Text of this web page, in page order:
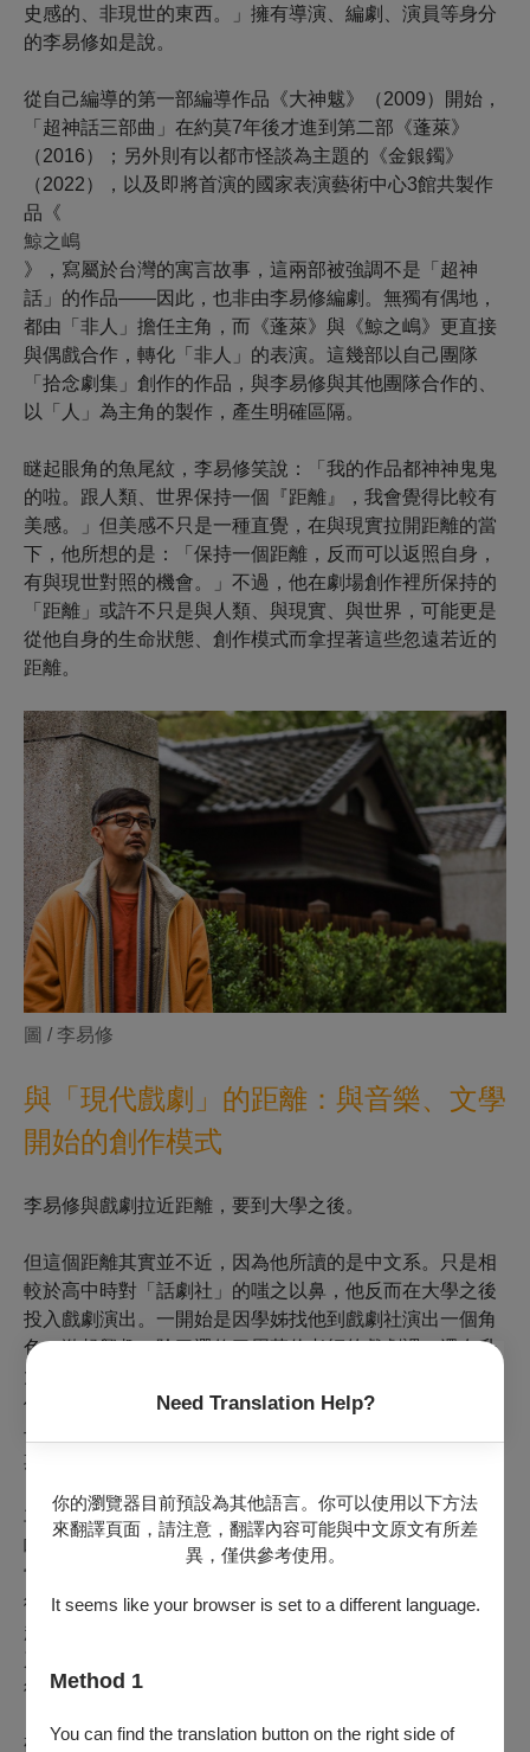
Need Translation Help?
你的瀏覽器目前預設為其他語言。你可以使用以下方法
來翻譯頁面，請注意，翻譯內容可能與中文原文有所差
異，僅供參考使用。
It seems like your browser is set to a different language.
Method 1
You can find the translation button on the right side of
史感的、非現世的東西。」擁有導演、編劇、演員等身分
的李易修如是說。
從自己編導的第一部編導作品《大神魃》（2009）開始，
「超神話三部曲」在約莫7年後才進到第二部《蓬萊》
（2016）；另外則有以都市怪談為主題的《金銀鐲》
（2022），以及即將首演的國家表演藝術中心3館共製作
品《
鯨之嶋
》，寫屬於台灣的寓言故事，這兩部被強調不是「超神
話」的作品——因此，也非由李易修編劇。無獨有偶地，
都由「非人」擔任主角，而《蓬萊》與《鯨之嶋》更直接
與偶戲合作，轉化「非人」的表演。這幾部以自己團隊
「拾念劇集」創作的作品，與李易修與其他團隊合作的、
以「人」為主角的製作，產生明確區隔。
瞇起眼角的魚尾紋，李易修笑說：「我的作品都神神鬼鬼
的啦。跟人類、世界保持一個『距離』，我會覺得比較有
美感。」但美感不只是一種直覺，在與現實拉開距離的當
下，他所想的是：「保持一個距離，反而可以返照自身，
有與現世對照的機會。」不過，他在劇場創作裡所保持的
「距離」或許不只是與人類、與現實、與世界，可能更是
從他自身的生命狀態、創作模式而拿捏著這些忽遠若近的
距離。
圖 / 李易修
與「現代戲劇」的距離：與音樂、文學
開始的創作模式
李易修與戲劇拉近距離，要到大學之後。
但這個距離其實並不近，因為他所讀的是中文系。只是相
較於高中時對「話劇社」的嗤之以鼻，他反而在大學之後
投入戲劇演出。一開始是因學姊找他到戲劇社演出一個角
色，激起興趣。除了選修了周芬伶老師的戲劇課，還在升
大四時到果陀劇場表演班上課；不過，並未加入戲劇社的
他，所喜歡的或許是這群在戲劇社認識的學長姐，於是也
去他們成立的劇團「象劇團」，並且一起參加過兩廳院早
期舉辦的「海闊天空實驗劇展」。
再一次與戲劇拉近距離，則是李易修到國立臺北藝術大學
唸了劇場藝術研究所。但當時的念頭不過是「不想那麼早
當兵」，於是「先唸研究所撐一下」；之所以報考劇場藝
術，則是因為翻閱了中文系的學位論文，發現自己毫無興
趣也沒有研究精神——雖然他翻的是「文字學」這個中文
系的其中一門領域。當時的李易修未有編導作品，所以最
後是用了《玻璃動物園》裡的一段獨白錄取表演組。
研究所，或許是他與「現代戲劇」距離最近的時刻，不管